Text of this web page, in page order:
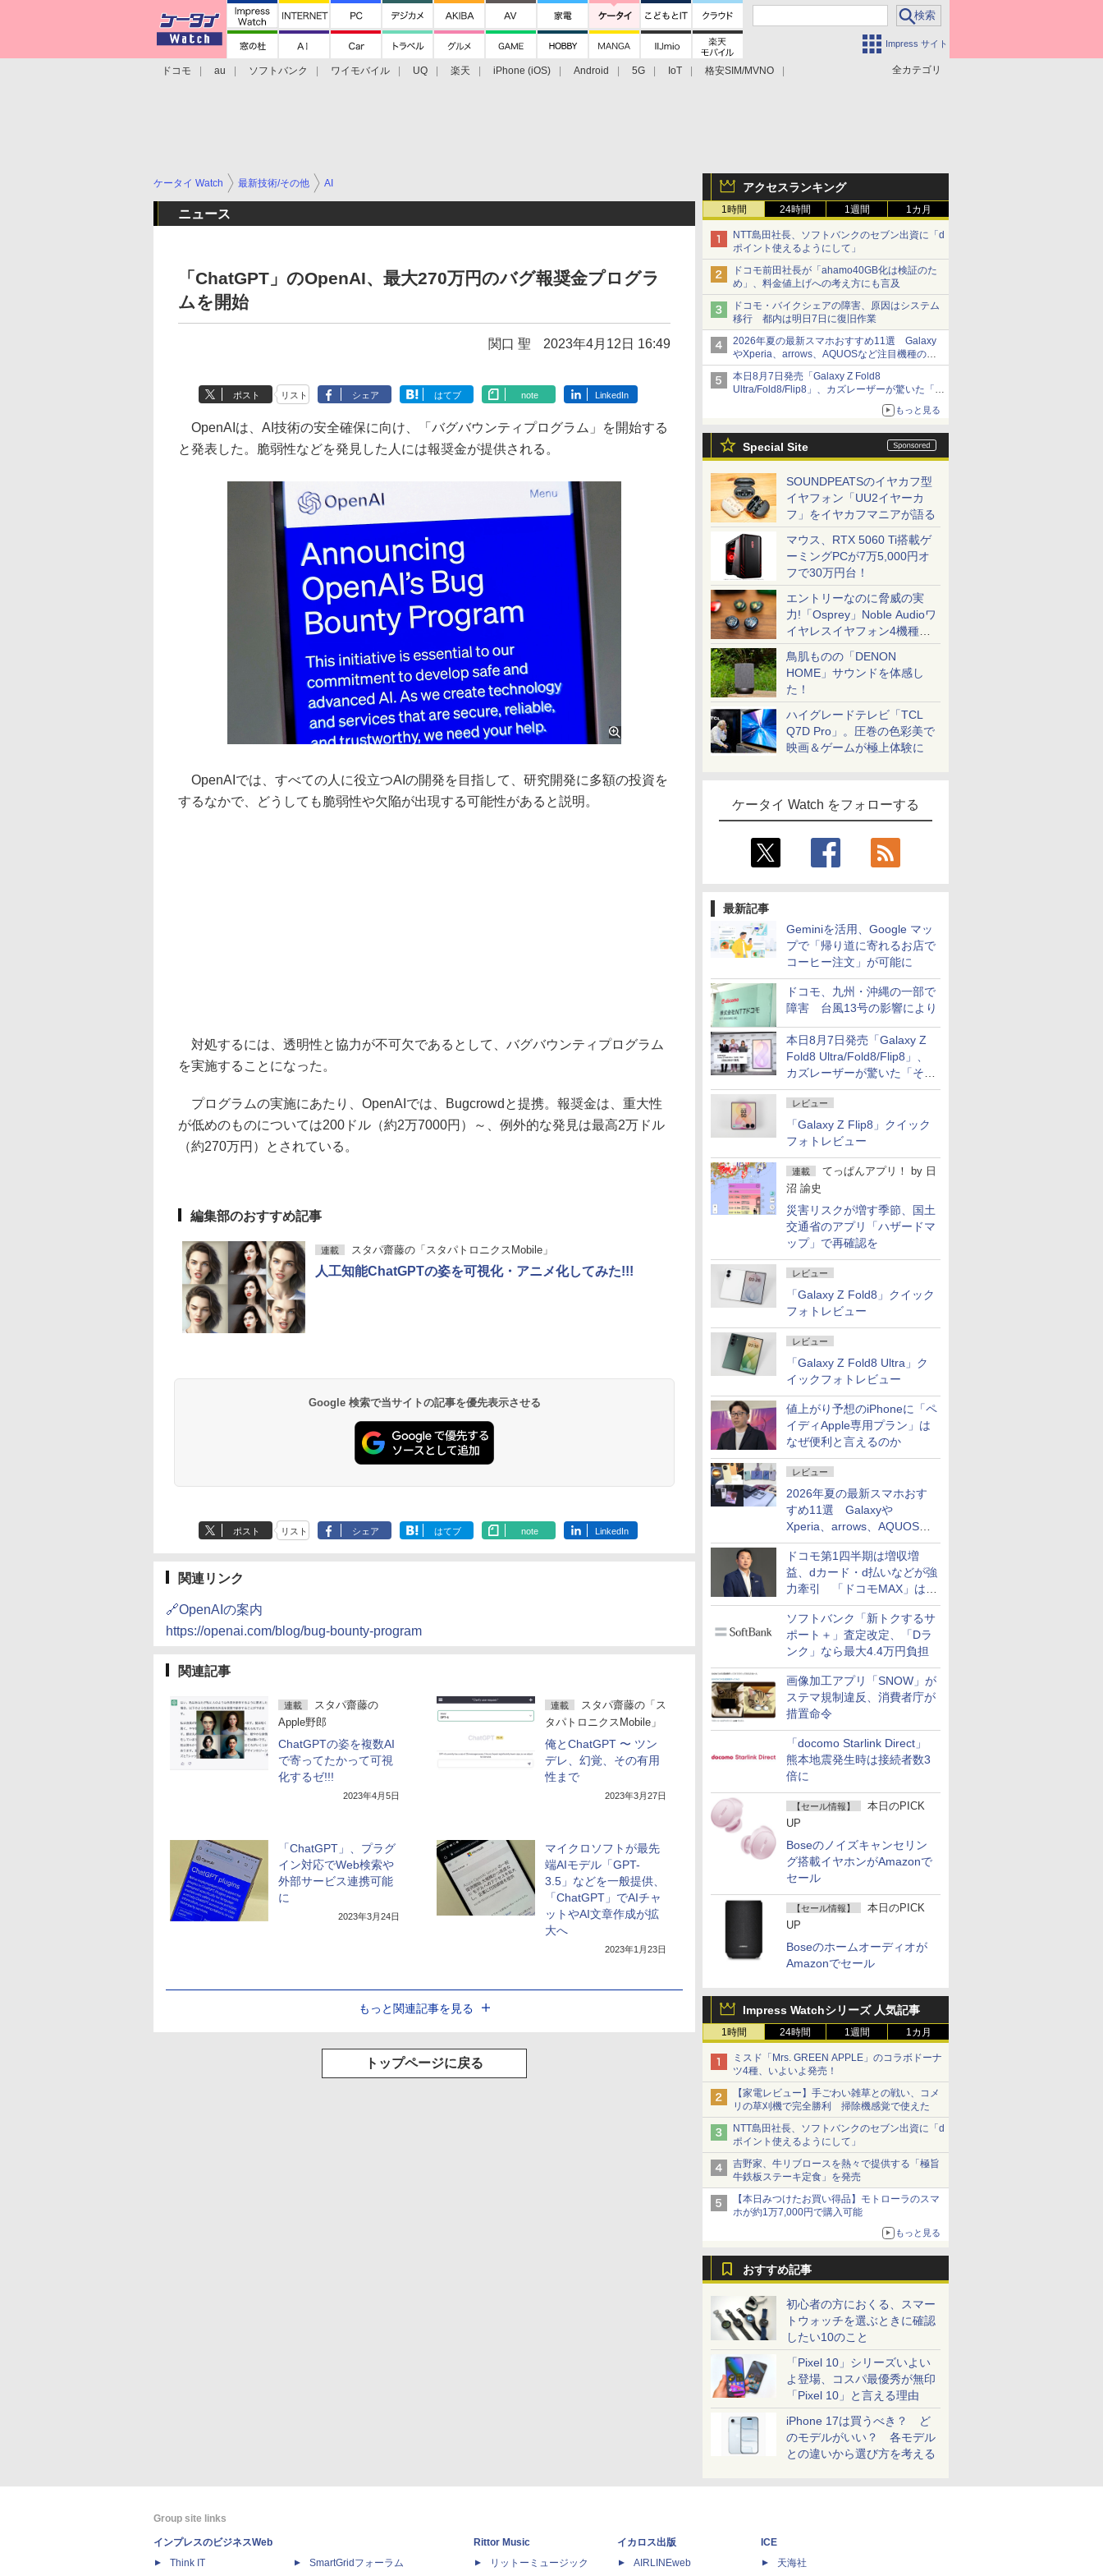
Impress サイト
全カテゴリ
ドコモ au ソフトバンク ワイモバイル UQ 楽天 iPhone (iOS) Android 5G IoT
格安SIM/MVNO
アクセスランキング
1時間 24時間 1週間 1カ月
NTT島田社長、ソフトバンクのセブン出資に「d
ポイント使えるようにして」
ドコモ前田社長が「ahamo40GB化は検証のた
め」、料金値上げへの考え方にも言及
ドコモ・バイクシェアの障害、原因はシステム
移行 都内は明日7日に復旧作業
2026年夏の最新スマホおすすめ11選 Galaxy
やXperia、arrows、AQUOSなど注目機種の特
徴は
本日8月7日発売「Galaxy Z Fold8
Ultra/Fold8/Flip8」、カズレーザーが驚いた「そ
もっと見る
Special Site
SOUNDPEATSのイヤカフ型
イヤフォン「UU2イヤーカ
フ」をイヤカフマニアが語る
マウス、RTX 5060 Ti搭載ゲ
ーミングPCが7万5,000円オ
フで30万円台！
エントリーなのに脅威の実
力!「Osprey」Noble Audioワ
イヤレスイヤフォン4機種を
一気に聴く
鳥肌ものの「DENON
HOME」サウンドを体感し
た！
ハイグレードテレビ「TCL
Q7D Pro」。圧巻の色彩美で
映画＆ゲームが極上体験に
ケータイ Watch をフォローする
最新記事
Geminiを活用、Google マッ
プで「帰り道に寄れるお店で
コーヒー注文」が可能に
ドコモ、九州・沖縄の一部で
障害 台風13号の影響により
本日8月7日発売「Galaxy Z
Fold8 Ultra/Fold8/Flip8」、
カズレーザーが驚いた「そば
屋のメニュー並みの薄さ」
レビュー
「Galaxy Z Flip8」クイック
フォトレビュー
連載 てっぱんアプリ！ by 日
沼 諭史
災害リスクが増す季節、国土
交通省のアプリ「ハザードマ
ップ」で再確認を
レビュー
「Galaxy Z Fold8」クイック
フォトレビュー
レビュー
「Galaxy Z Fold8 Ultra」ク
イックフォトレビュー
値上がり予想のiPhoneに「ペ
イディApple専用プラン」は
なぜ便利と言えるのか
レビュー
2026年夏の最新スマホおす
すめ11選 Galaxyや
Xperia、arrows、AQUOSな
ど注目機種の特徴は
ドコモ第1四半期は増収増
益、dカード・d払いなどが強
力牽引 「ドコモMAX」は
400万契約突破
ソフトバンク「新トクするサ
ポート＋」査定改定、「Dラ
ンク」なら最大4.4万円負担
画像加工アプリ「SNOW」が
ステマ規制違反、消費者庁が
措置命令
「docomo Starlink Direct」
熊本地震発生時は接続者数3
倍に
【セール情報】
本日のPICK
UP
Boseのノイズキャンセリン
グ搭載イヤホンがAmazonで
セール
【セール情報】
本日のPICK
UP
Boseのホームオーディオが
Amazonでセール
Impress Watchシリーズ 人気記事
1時間 24時間 1週間 1カ月
ミスド「Mrs. GREEN APPLE」のコラボドーナ
ツ4種、いよいよ発売！
【家電レビュー】手ごわい雑草との戦い、コメ
リの草刈機で完全勝利 掃除機感覚で使えた
NTT島田社長、ソフトバンクのセブン出資に「d
ポイント使えるようにして」
吉野家、牛リブロースを熱々で提供する「極旨
牛鉄板ステーキ定食」を発売
【本日みつけたお買い得品】モトローラのスマ
ホが約1万7,000円で購入可能
もっと見る
おすすめ記事
初心者の方におくる、スマー
トウォッチを選ぶときに確認
したい10のこと
「Pixel 10」シリーズいよい
よ登場、コスパ最優秀が無印
「Pixel 10」と言える理由
iPhone 17は買うべき？ ど
のモデルがいい？ 各モデル
との違いから選び方を考える
ケータイ Watch 最新技術/その他 AI
ニュース
「ChatGPT」のOpenAI、最大270万円のバグ報奨金プログラ
ムを開始
関口 聖 2023年4月12日 16:49
ポスト リスト シェア はてブ note LinkedIn
OpenAIは、AI技術の安全確保に向け、「バグバウンティプログラム」を開始する
と発表した。脆弱性などを発見した人には報奨金が提供される。
OpenAIでは、すべての人に役立つAIの開発を目指して、研究開発に多額の投資を
するなかで、どうしても脆弱性や欠陥が出現する可能性があると説明。
対処するには、透明性と協力が不可欠であるとして、バグバウンティプログラム
を実施することになった。
プログラムの実施にあたり、OpenAIでは、Bugcrowdと提携。報奨金は、重大性
が低めのものについては200ドル（約2万7000円）～、例外的な発見は最高2万ドル
（約270万円）とされている。
編集部のおすすめ記事
連載 スタパ齋藤の「スタパトロニクスMobile」
人工知能ChatGPTの姿を可視化・アニメ化してみた!!!
Google 検索で当サイトの記事を優先表示させる
ポスト リスト シェア はてブ note LinkedIn
関連リンク
🔗OpenAIの案内
https://openai.com/blog/bug-bounty-program
関連記事
連載
スタパ齋藤の
Apple野郎
ChatGPTの姿を複数AI
で寄ってたかって可視
化するゼ!!!
2023年4月5日
連載
スタパ齋藤の「ス
タパトロニクスMobile」
俺とChatGPT 〜 ツン
デレ、幻覚、その有用
性まで
2023年3月27日
「ChatGPT」、プラグ
イン対応でWeb検索や
外部サービス連携可能
に
2023年3月24日
マイクロソフトが最先
端AIモデル「GPT-
3.5」などを一般提供、
「ChatGPT」でAIチャ
ットやAI文章作成が拡
大へ
2023年1月23日
もっと関連記事を見る
トップページに戻る
Group site links
インプレスのビジネスWeb
Think IT
SmartGridフォーラム
Rittor Music
リットーミュージック
イカロス出版
AIRLINEweb
ICE
天海社